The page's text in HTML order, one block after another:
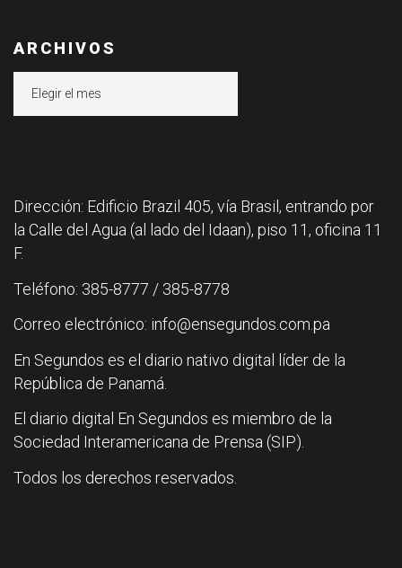
ARCHIVOS
Dirección: Edificio Brazil 405, vía Brasil, entrando por
la Calle del Agua (al lado del Idaan), piso 11, oficina 11
F.
Teléfono: 385-8777 / 385-8778
Correo electrónico: info@ensegundos.com.pa
En Segundos es el diario nativo digital líder de la
República de Panamá.
El diario digital En Segundos es miembro de la
Sociedad Interamericana de Prensa (SIP).
Todos los derechos reservados.